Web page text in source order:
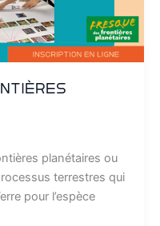
planétaires ou
terrestres qui
pour l’espèce